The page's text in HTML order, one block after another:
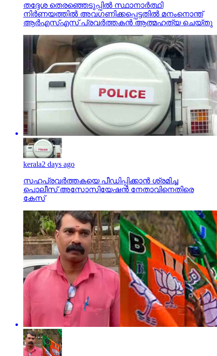
തദ്ദേശ തെരഞ്ഞെടുപ്പില്‍ സ്ഥാനാര്‍ത്ഥി
നിര്‍ണയത്തില്‍ അവഗണിക്കപ്പെട്ടതില്‍ മനംനൊന്ത്
ആര്‍എസ്എസ് പ്രവര്‍ത്തകന്‍ ആത്മഹത്യ ചെയ്തു
kerala2 days ago
സഹപ്രവര്‍ത്തകയെ പീഡിപ്പിക്കാന്‍ ശ്രമിച്ച
പൊലീസ് അസോസിയേഷന്‍ നേതാവിനെതിരെ
കേസ്